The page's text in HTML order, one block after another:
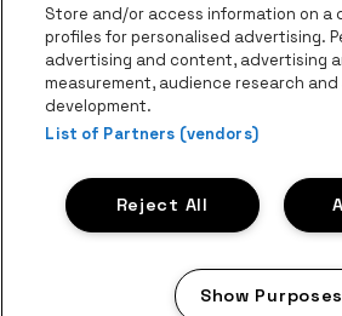
Be-At Venues
Schijnpoortweg 119, 2170
BTW (BE) 0461.051.688 -
BNP Paribas Fortis - IBAN: BE93
GEBABEBB
ProclaimerCookiesManage my
Store and/or access information on a
profiles for personalised advertising.
advertising and content, advertising
measurement, audience research and
development.
List of Partners (vendors)
Reject All
Show Purposes